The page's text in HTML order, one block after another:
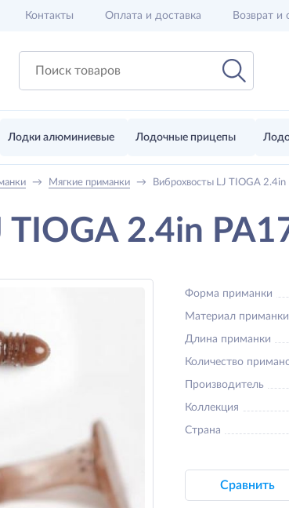
Контакты Оплата и доставка Возврат и
Лодки алюминиевые Лодочные прицепы
→ Мягкие приманки → Виброхвосты LJ TIOGA 2.4in
TIOGA 2.4in
Форма приманки
Материал приманки
Длина приманки
Количество
Производитель
Коллекция
Страна
Сравнить